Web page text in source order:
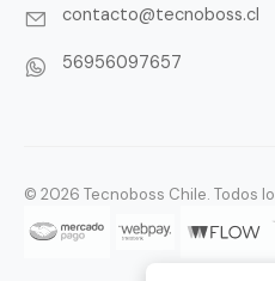
contacto@tecnoboss.cl
56956097657
© 2026 Tecnoboss Chile. Todos